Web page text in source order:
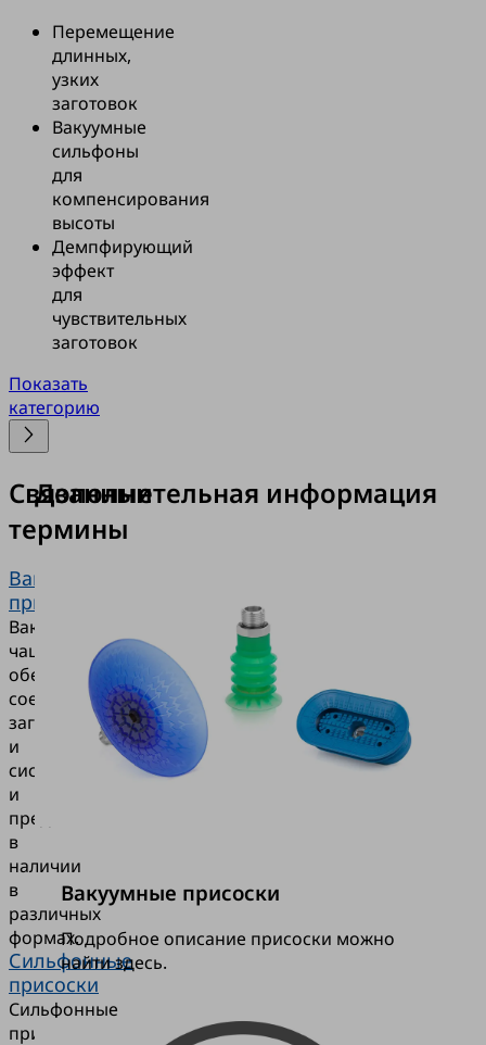
Перемещение
длинных,
узких
заготовок
Вакуумные
сильфоны
для
компенсирования
высоты
Демпфирующий
эффект
для
чувствительных
заготовок
Показать
категорию
Связанные
термины
Вакуумная
присоска
Вакуумные
чашки
обеспечивают
соединение
заготовки
и
системы
и
представлены
в
наличии
в
различных
формах.
Сильфонные
присоски
Сильфонные
присоски
Дополнительная информация
Вакуумные присоски
Подробное описание присоски можно
найти здесь.